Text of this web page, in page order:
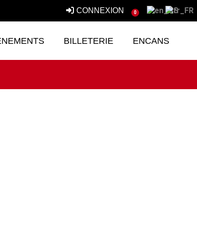
CONNEXION 0
BILLETERIE ENCANS